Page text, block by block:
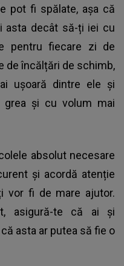
pot fi spălate, așa că
asta decât să-ți iei cu
pentru fiecare zi de
de încălțări de schimb,
ușoară dintre ele și
grea și cu volum mai
absolut necesare
și acordă atenție
vor fi de mare ajutor.
asigură-te că ai și
asta ar putea să fie o